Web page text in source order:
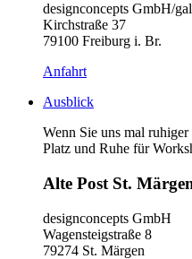
designconcepts GmbH/
Kirchstraße 37
79100 Freiburg i. Br.
Anfahrt
Ausblick
Wenn Sie uns mal
Platz und Ruhe für
Alte Post St.
designconcepts GmbH
Wagensteigstraße 8
79274 St. Märgen